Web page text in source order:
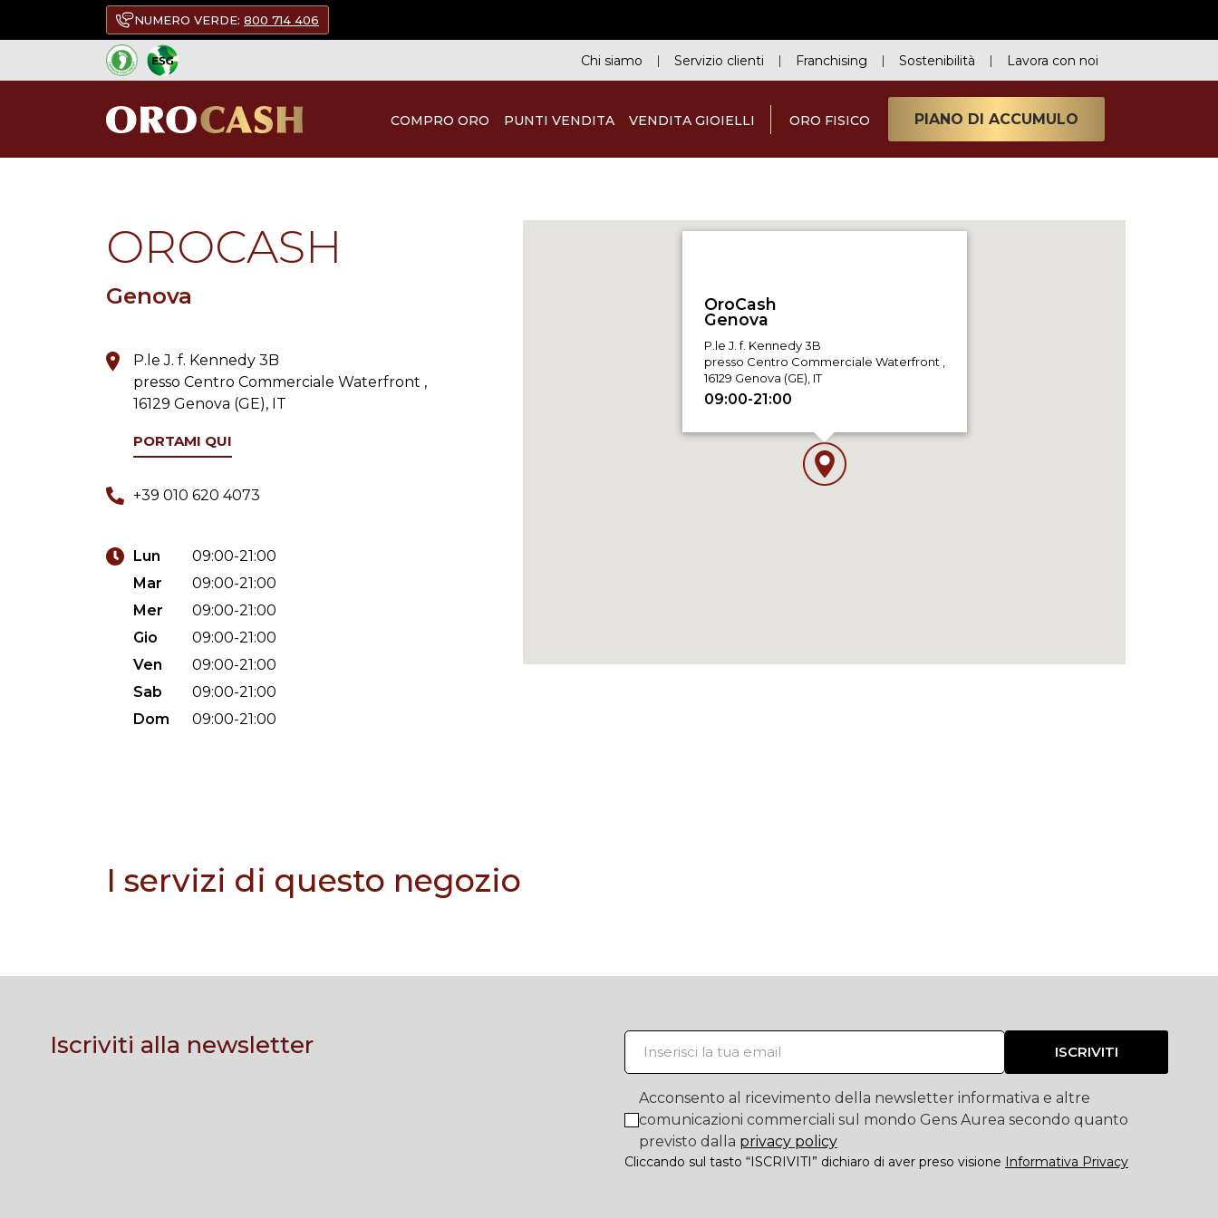
NUMERO VERDE: 800 714 406
Chi siamo Servizio clienti Franchising Sostenibilità Lavora con noi
COMPRO ORO PUNTI VENDITA VENDITA GIOIELLI ORO FISICO PIANO DI ACCUMULO
TORNA A TUTTI I PUNTI DI VENDITA
OROCASH
Genova
P.le J. f. Kennedy 3B
presso Centro Commerciale Waterfront ,
16129 Genova (GE), IT
PORTAMI QUI
+39 010 620 4073
Lun
09:00-21:00
Mar
09:00-21:00
Mer
09:00-21:00
Gio
09:00-21:00
Ven
09:00-21:00
Sab
09:00-21:00
Dom
09:00-21:00
OroCash
P.le J. f. Kennedy 3B
presso Centro Commerciale Waterfront
16129 Genova (GE), IT
09:00-21:00
I servizi di questo negozio
Iscriviti alla newsletter ISCRIVITI
Acconsento al ricevimento della newsletter informativa e altre
comunicazioni commerciali sul mondo Gens Aurea secondo quanto
previsto dalla privacy policy
Cliccando sul tasto “ISCRIVITI” dichiaro di aver preso visione Informativa Privacy